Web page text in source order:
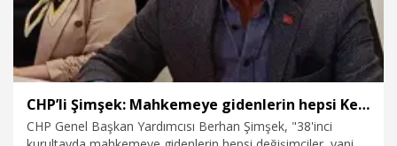
CHP’li Şimşek: Mahkemeye gidenlerin hepsi Kemal Bey’e oy vermemiş kişiler
CHP Genel Başkan Yardımcısı Berhan Şimşek, "38'inci